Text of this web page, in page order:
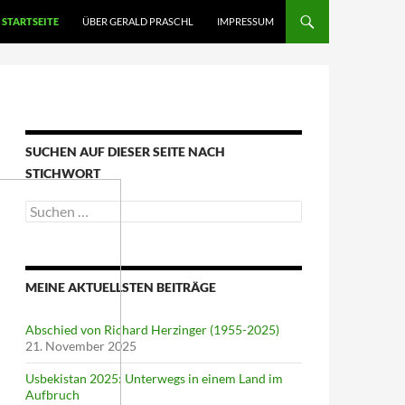
STARTSEITE ÜBER GERALD PRASCHL IMPRESSUM
SUCHEN AUF DIESER SEITE NACH
STICHWORT
Suche
nach:
MEINE AKTUELLSTEN BEITRÄGE
Abschied von Richard Herzinger (1955-2025)
21. November 2025
Usbekistan 2025: Unterwegs in einem Land im
Aufbruch